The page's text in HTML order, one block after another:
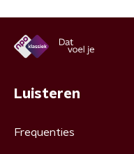
Luisteren
Frequenties